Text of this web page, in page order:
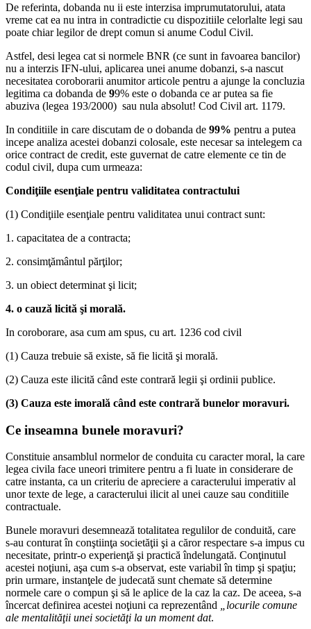
De referinta, dobanda nu ii este interzisa imprumutatorului, atata
vreme cat ea nu intra in contradictie cu dispozitiile celorlalte legi sau
poate chiar legilor de drept comun si anume Codul Civil.
Astfel, desi legea cat si normele BNR (ce sunt in favoarea bancilor)
nu a interzis IFN-ului, aplicarea unei anume dobanzi, s-a nascut
necesitatea coroborarii anumitor articole pentru a ajunge la concluzia
legitima ca dobanda de 99% este o dobanda ce ar putea sa fie
abuziva (legea 193/2000) sau nula absolut! Cod Civil art. 1179.
In conditiile in care discutam de o dobanda de 99% pentru a putea
incepe analiza acestei dobanzi colosale, este necesar sa intelegem ca
orice contract de credit, este guvernat de catre elemente ce tin de
codul civil, dupa cum urmeaza:
Condiţiile esenţiale pentru validitatea contractului
(1) Condiţiile esenţiale pentru validitatea unui contract sunt:
1. capacitatea de a contracta;
2. consimţământul părţilor;
3. un obiect determinat şi licit;
4. o cauză licită şi morală.
In coroborare, asa cum am spus, cu art. 1236 cod civil
(1) Cauza trebuie să existe, să fie licită şi morală.
(2) Cauza este ilicită când este contrară legii şi ordinii publice.
(3) Cauza este imorală când este contrară bunelor moravuri.
Ce inseamna bunele moravuri?
Constituie ansamblul normelor de conduita cu caracter moral, la care
legea civila face uneori trimitere pentru a fi luate in considerare de
catre instanta, ca un criteriu de apreciere a caracterului imperativ al
unor texte de lege, a caracterului ilicit al unei cauze sau conditiile
contractuale.
Bunele moravuri desemnează totalitatea regulilor de conduită, care
s-au conturat în conştiinţa societăţii şi a căror respectare s-a impus cu
necesitate, printr-o experienţă şi practică îndelungată. Conţinutul
acestei noţiuni, aşa cum s-a observat, este variabil în timp şi spaţiu;
prin urmare, instanţele de judecată sunt chemate să determine
normele care o compun şi să le aplice de la caz la caz. De aceea, s-a
încercat definirea acestei noţiuni ca reprezentând
„locurile comune
ale mentalităţii unei societăţi la un moment dat.